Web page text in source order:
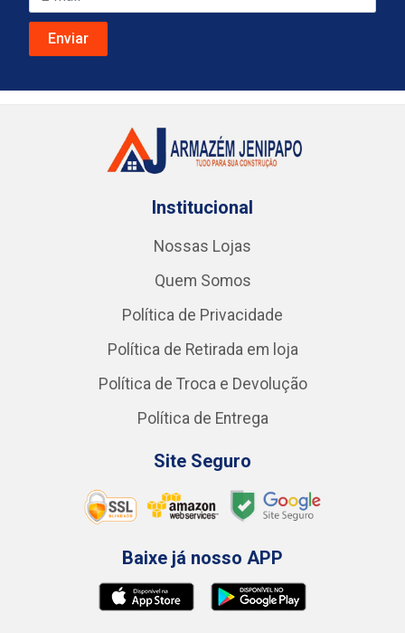
Institucional
Nossas Lojas
Quem Somos
Política de Privacidade
Política de Retirada em loja
Política de Troca e Devolução
Política de Entrega
Site Seguro
Baixe já nosso APP